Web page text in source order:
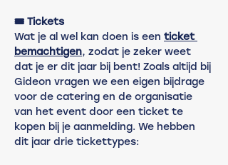
🎟️ Tickets
Wat je al wel kan doen is een ticket
bemachtigen, zodat je zeker weet
dat je er dit jaar bij bent! Zoals altijd bij
Gideon vragen we een eigen bijdrage
voor de catering en de organisatie
van het event door een ticket te
kopen bij je aanmelding. We hebben
dit jaar drie tickettypes: